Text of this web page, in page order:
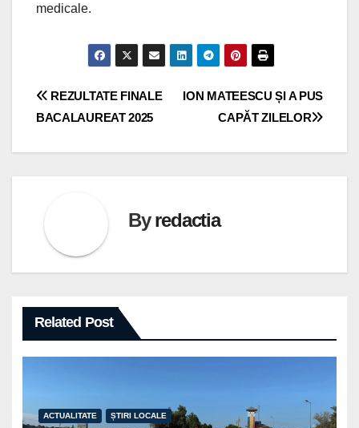
medicale.
Navigare
ION MATEESCU ȘI A PUS
CAPĂT ZILELOR
REZULTATE FINALE
BACALAUREAT 2025
Byredactia
Related Post
ACTUALITATE ȘTIRI LOCALE